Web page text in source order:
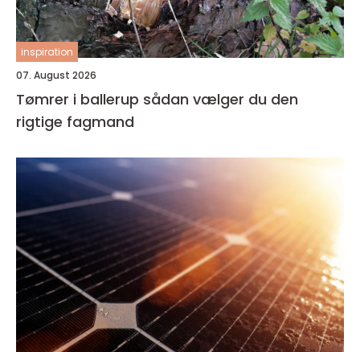
inspiration
07. August 2026
Tømrer i ballerup sådan vælger du den
rigtige fagmand